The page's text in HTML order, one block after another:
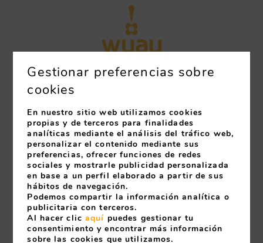
Wuau! Hotel
Galanthus & Spa ****
+376 753 300
booking@hotelgalanthus.com
Wuau! Hotels
Andorra ***
+376 753 300
info@wuauhotels.com
Gestionar preferencias sobre
cookies
En nuestro sitio web utilizamos cookies
propias y de terceros para finalidades
analíticas mediante el análisis del tráfico web,
personalizar el contenido mediante sus
preferencias, ofrecer funciones de redes
sociales y mostrarle publicidad personalizada
en base a un perfil elaborado a partir de sus
hábitos de navegación.
Podemos compartir la información analítica o
publicitaria con terceros.
Al hacer clicaquí puedes gestionar tu
consentimiento y encontrar más información
sobre las cookies que utilizamos.